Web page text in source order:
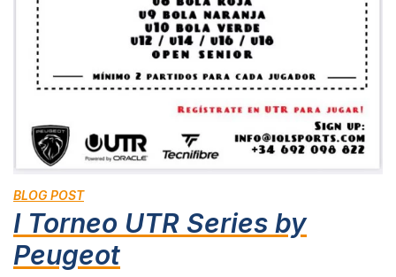
BLOG POST
I Torneo UTR Series by
Peugeot